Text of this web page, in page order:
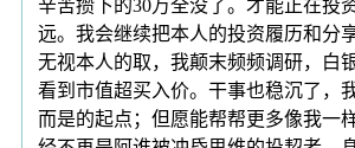
辛苦攒下的30万全没了。才能正在投
远。我会继续把本人的投资履历和分
无视本人的取，我颠末频频调研，白
看到市值超买入价。干事也稳沉了，
而是的起点；但愿能帮帮更多像我一